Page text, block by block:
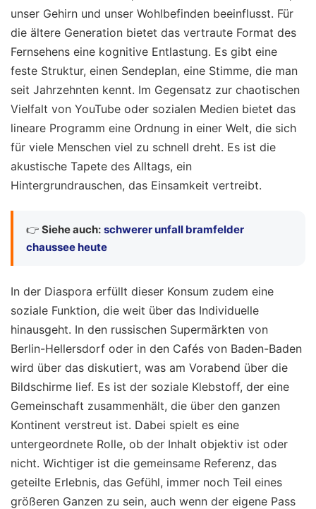
unser Gehirn und unser Wohlbefinden beeinflusst. Für
die ältere Generation bietet das vertraute Format des
Fernsehens eine kognitive Entlastung. Es gibt eine
feste Struktur, einen Sendeplan, eine Stimme, die man
seit Jahrzehnten kennt. Im Gegensatz zur chaotischen
Vielfalt von YouTube oder sozialen Medien bietet das
lineare Programm eine Ordnung in einer Welt, die sich
für viele Menschen viel zu schnell dreht. Es ist die
akustische Tapete des Alltags, ein
Hintergrundrauschen, das Einsamkeit vertreibt.
👉 Siehe auch: schwerer unfall bramfelder
chaussee heute
In der Diaspora erfüllt dieser Konsum zudem eine
soziale Funktion, die weit über das Individuelle
hinausgeht. In den russischen Supermärkten von
Berlin-Hellersdorf oder in den Cafés von Baden-Baden
wird über das diskutiert, was am Vorabend über die
Bildschirme lief. Es ist der soziale Klebstoff, der eine
Gemeinschaft zusammenhält, die über den ganzen
Kontinent verstreut ist. Dabei spielt es eine
untergeordnete Rolle, ob der Inhalt objektiv ist oder
nicht. Wichtiger ist die gemeinsame Referenz, das
geteilte Erlebnis, das Gefühl, immer noch Teil eines
größeren Ganzen zu sein, auch wenn der eigene Pass